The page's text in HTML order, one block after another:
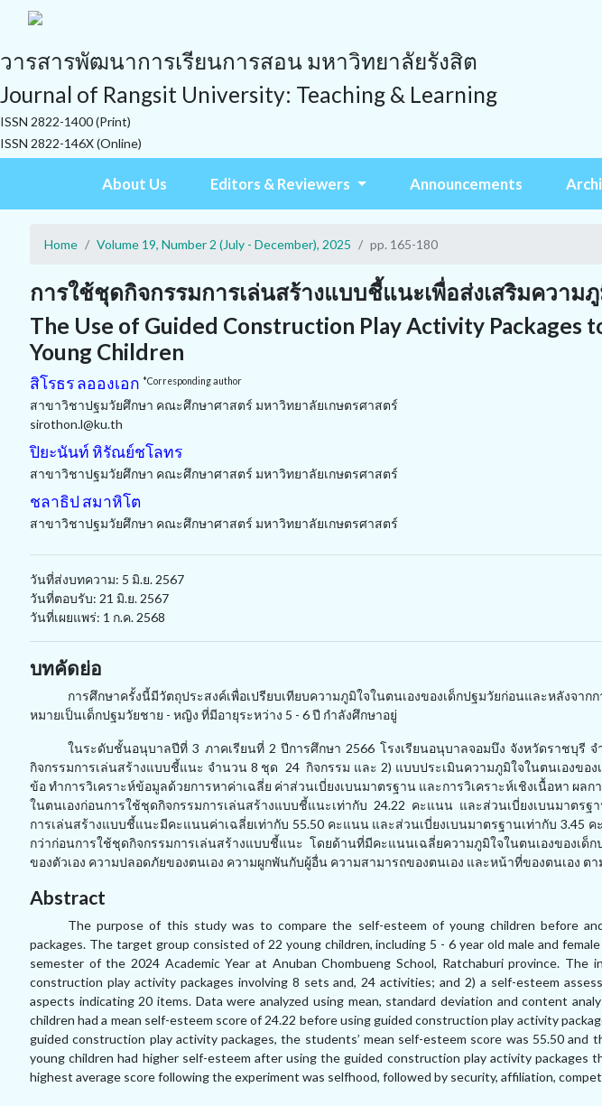
วารสารพัฒนาการเรียนการสอน มหาวิทยาลัยรังสิต
Journal of Rangsit University: Teaching & Learning
ISSN 2822-1400 (Print)
ISSN 2822-146X (Online)
About Us Editors & Reviewers Announcements
Home Volume 19, Number 2 (July - December), 2025 pp. 165-180
การใช้ชุดกิจกรรมการเล่นสร้างแบบชี้แนะเพื่อส่งเสริมความ
The Use of Guided Construction Play Activity Packages
Young Children
สิโรธร ลอองเอก *Corresponding author
สาขาวิชาปฐมวัยศึกษา คณะศึกษาศาสตร์ มหาวิทยาลัยเกษตรศาสตร์
sirothon.l@ku.th
ปิยะนันท์ หิรัณย์ชโลทร
สาขาวิชาปฐมวัยศึกษา คณะศึกษาศาสตร์ มหาวิทยาลัยเกษตรศาสตร์
ชลาธิป สมาหิโต
สาขาวิชาปฐมวัยศึกษา คณะศึกษาศาสตร์ มหาวิทยาลัยเกษตรศาสตร์
วันที่ส่งบทความ: 5 มิ.ย. 2567
วันที่ตอบรับ: 21 มิ.ย. 2567
วันที่เผยแพร่: 1 ก.ค. 2568
บทคัดย่อ
การศึกษาครั้งนี้มีวัตถุประสงค์เพื่อเปรียบเทียบความภูมิใจในตนเองของเด็กปฐมวัยก่อนและหลังจา
หมายเป็นเด็กปฐมวัยชาย - หญิง ที่มีอายุระหว่าง 5 - 6ปี กำลังศึกษาอยู่
ในระดับชั้นอนุบาลปีที่3 ภาคเรียนที่ 2 ปีการศึกษา 2566 โรงเรียนอนุบาลจอมบึง จังหวัดราชบุรี
กิจกรรมการเล่นสร้างแบบชี้แนะ จำนวน 8 ชุด 24กิจกรรม และ 2) แบบประเมินความภูมิใจในตนเองขอ
ข้อ ทำการวิเคราะห์ข้อมูลด้วยการหาค่าเฉลี่ย ค่าส่วนเบี่ยงเบนมาตรฐาน และการวิเคราะห์เชิงเนื้อหา ผล
ในตนเองก่อนการใช้ชุดกิจกรรมการเล่นสร้างแบบชี้แนะเท่ากับ 24.22 คะแนน และส่วนเบี่ยงเบนมาตรฐา
การเล่นสร้างแบบชี้แนะมีคะแนนค่าเฉลี่ยเท่ากับ 55.50 คะแนน และส่วนเบี่ยงเบนมาตรฐานเท่ากับ3.45 ค
กว่าก่อนการใช้ชุดกิจกรรมการเล่นสร้างแบบชี้แนะ โดยด้านที่มีคะแนนเฉลี่ยความภูมิใจในตนเองของเด็
ของตัวเอง ความปลอดภัยของตนเอง ความผูกพันกับผู้อื่น ความสามารถของตนเอง และหน้าที่ของตนเอง ต
Abstract
The purpose of this study was to compare the self-esteem of young children before
packages. The target group consisted of 22 young children, including 5 - 6 year old male and
semester of the 2024 Academic Year at Anuban Chombueng School, Ratchaburi province. The
construction play activity packages involving 8 sets and, 24 activities; and 2) a self-esteem
aspects indicating 20 items. Data were analyzed using mean, standard deviation and content
children had a mean self-esteem score of 24.22 before using guided construction play activity
guided construction play activity packages, the students’ mean self-esteem score was 55.50 and
young children had higher self-esteem after using the guided construction play activity
highest average score following the experiment was selfhood, followed by security, affiliation,